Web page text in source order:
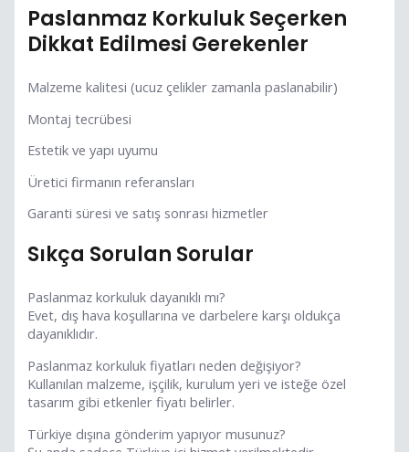
Paslanmaz Korkuluk Seçerken
Dikkat Edilmesi Gerekenler
Malzeme kalitesi (ucuz çelikler zamanla paslanabilir)
Montaj tecrübesi
Estetik ve yapı uyumu
Üretici firmanın referansları
Garanti süresi ve satış sonrası hizmetler
Sıkça Sorulan Sorular
Paslanmaz korkuluk dayanıklı mı?
Evet, dış hava koşullarına ve darbelere karşı oldukça
dayanıklıdır.
Paslanmaz korkuluk fiyatları neden değişiyor?
Kullanılan malzeme, işçilik, kurulum yeri ve isteğe özel
tasarım gibi etkenler fiyatı belirler.
Türkiye dışına gönderim yapıyor musunuz?